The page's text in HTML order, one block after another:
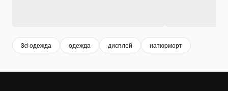
3d одежда одежда дисплей натюрморт